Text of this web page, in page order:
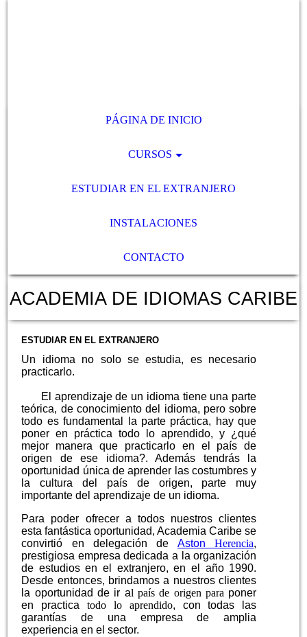
PÁGINA DE INICIO
CURSOS
ESTUDIAR EN EL EXTRANJERO
INSTALACIONES
CONTACTO
ACADEMIA DE IDIOMAS CARIBE
ESTUDIAR EN EL EXTRANJERO
Un idioma no solo se estudia, es necesario
practicarlo.
El aprendizaje de un idioma tiene una parte
teórica, de conocimiento del idioma, pero sobre
todo es fundamental la parte práctica, hay que
poner en práctica todo lo aprendido, y ¿qué
mejor manera que practicarlo en el país de
origen de ese idioma?. Además tendrás la
oportunidad única de aprender las costumbres y
la cultura del país de origen, parte muy
importante del aprendizaje de un idioma.
Para poder ofrecer a todos nuestros clientes
esta fantástica oportunidad, Academia Caribe se
convirtió en delegación de Aston Herencia,
prestigiosa empresa dedicada a la organización
de estudios en el extranjero, en el año 1990.
Desde entonces, brindamos a nuestros clientes
la oportunidad de ir al país de origen para poner
en practica todo lo aprendido, con todas las
garantías de una empresa de amplia
experiencia en el sector.